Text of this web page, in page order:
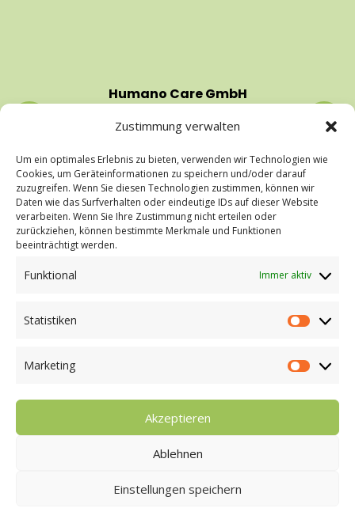
Zustimmung verwalten
Um ein optimales Erlebnis zu bieten, verwenden wir Technologien wie
Cookies, um Geräteinformationen zu speichern und/oder darauf
zuzugreifen. Wenn Sie diesen Technologien zustimmen, können wir
Daten wie das Surfverhalten oder eindeutige IDs auf dieser Website
verarbeiten. Wenn Sie Ihre Zustimmung nicht erteilen oder
zurückziehen, können bestimmte Merkmale und Funktionen
beeinträchtigt werden.
Funktional Immer aktiv
Statistiken
Marketing
Akzeptieren
Ablehnen
Einstellungen speichern
Humano Care GmbH
Gärtnerstraße 16a
22880 Wedel
T04103 18 88 80
F 04103 18 88 829
Humano Viacare© 2023
ImpressumundDatenschutz